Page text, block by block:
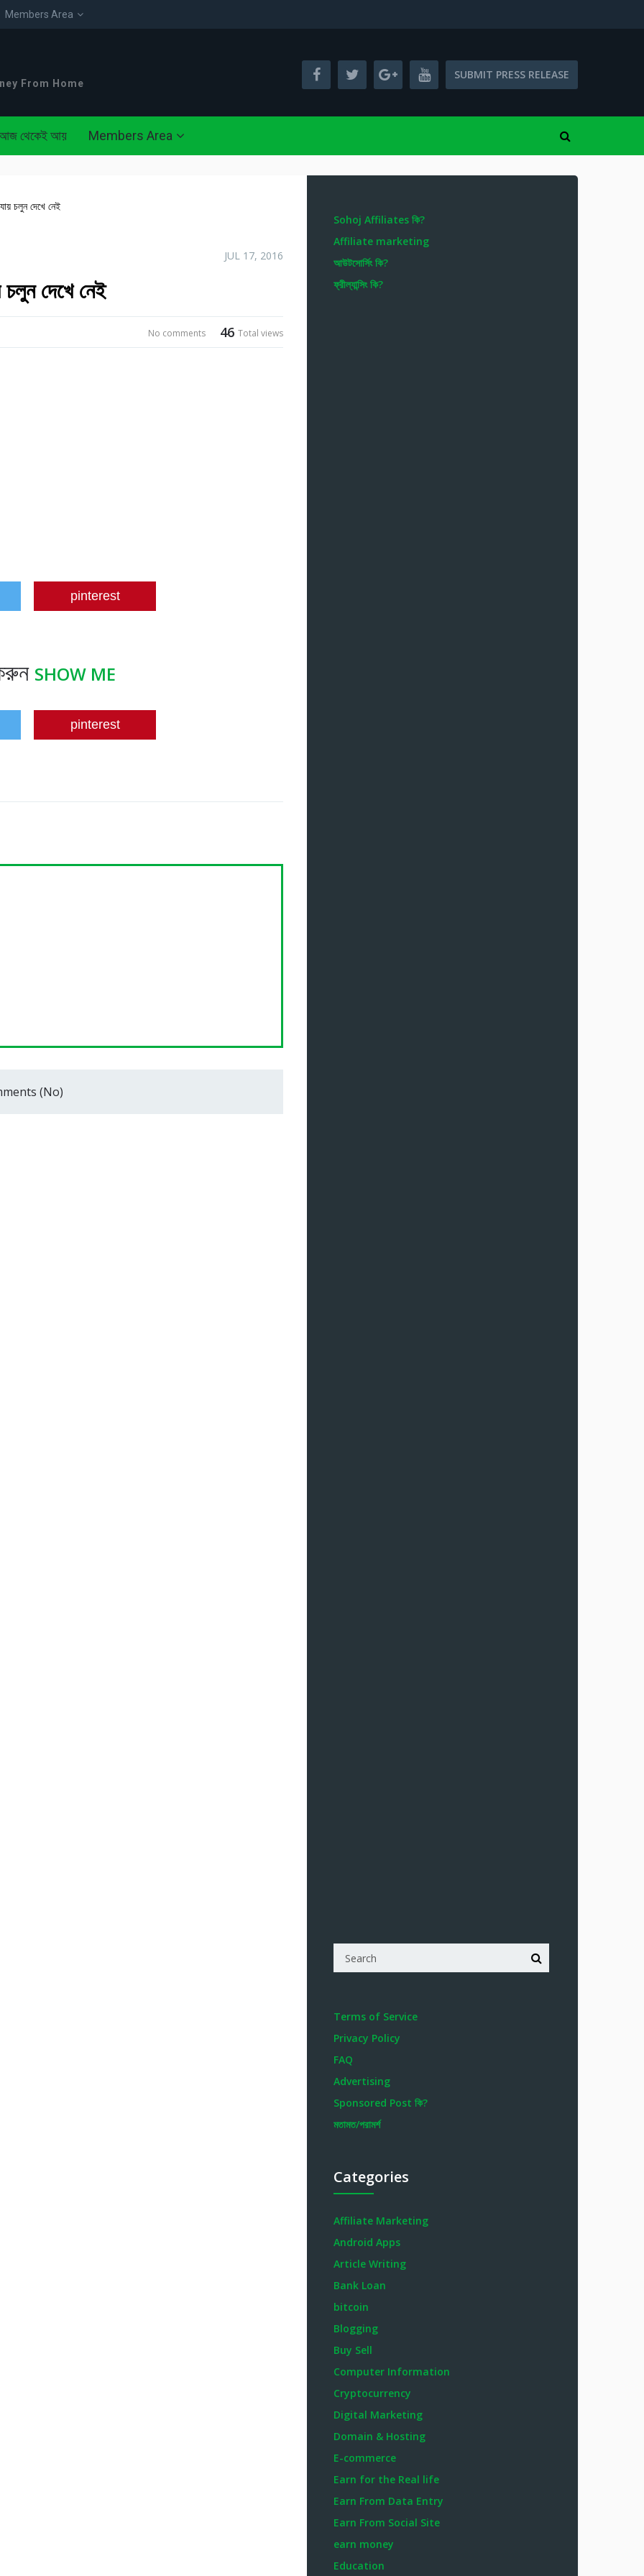
Members Area
From Home
SUBMIT PRESS RELEASE
থেকেই আয় Members Area
চলুন দেখে নেই
JUL 17, 2016
চলুন দেখে নেই
46 Total views
No comments
pinterest
SHOW ME
pinterest
(No)
Sohoj Affiliates কি?
Affiliate marketing
আউটসোর্সিং কি?
ফ্রীল্যান্সিং কি?
Terms of Service
Privacy Policy
FAQ
Advertising
Sponsored Post কি?
মতামত/পরামর্শ
Categories
Affiliate Marketing
Android Apps
Article Writing
Bank Loan
bitcoin
Blogging
Buy Sell
Computer Information
Cryptocurrency
Digital Marketing
Domain & Hosting
E-commerce
Earn for the Real life
Earn From Data Entry
Earn From Social Site
earn money
Education